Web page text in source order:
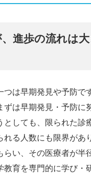
進歩の流れは
は早期発見や予防で
は早期発見・予防に
しても、限られた診
る人数にも限界があ
い、その医療者が半
育を専門的に学び・